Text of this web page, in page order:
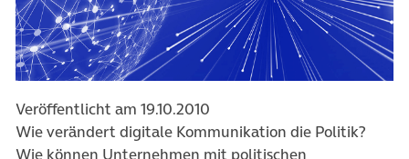
Veröffentlicht am 19.10.2010
Wie verändert digitale Kommunikation die Politik?